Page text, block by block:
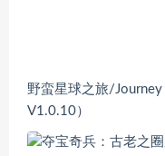
野蛮星球之旅/Journey
V1.0.10）